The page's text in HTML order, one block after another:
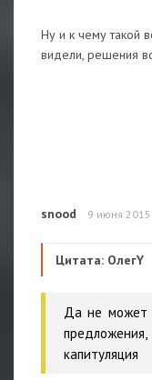
Ну и к чему такой
видели, решения
snood 9 июня
Цитата: ОлегY
Да не может
капитуляция